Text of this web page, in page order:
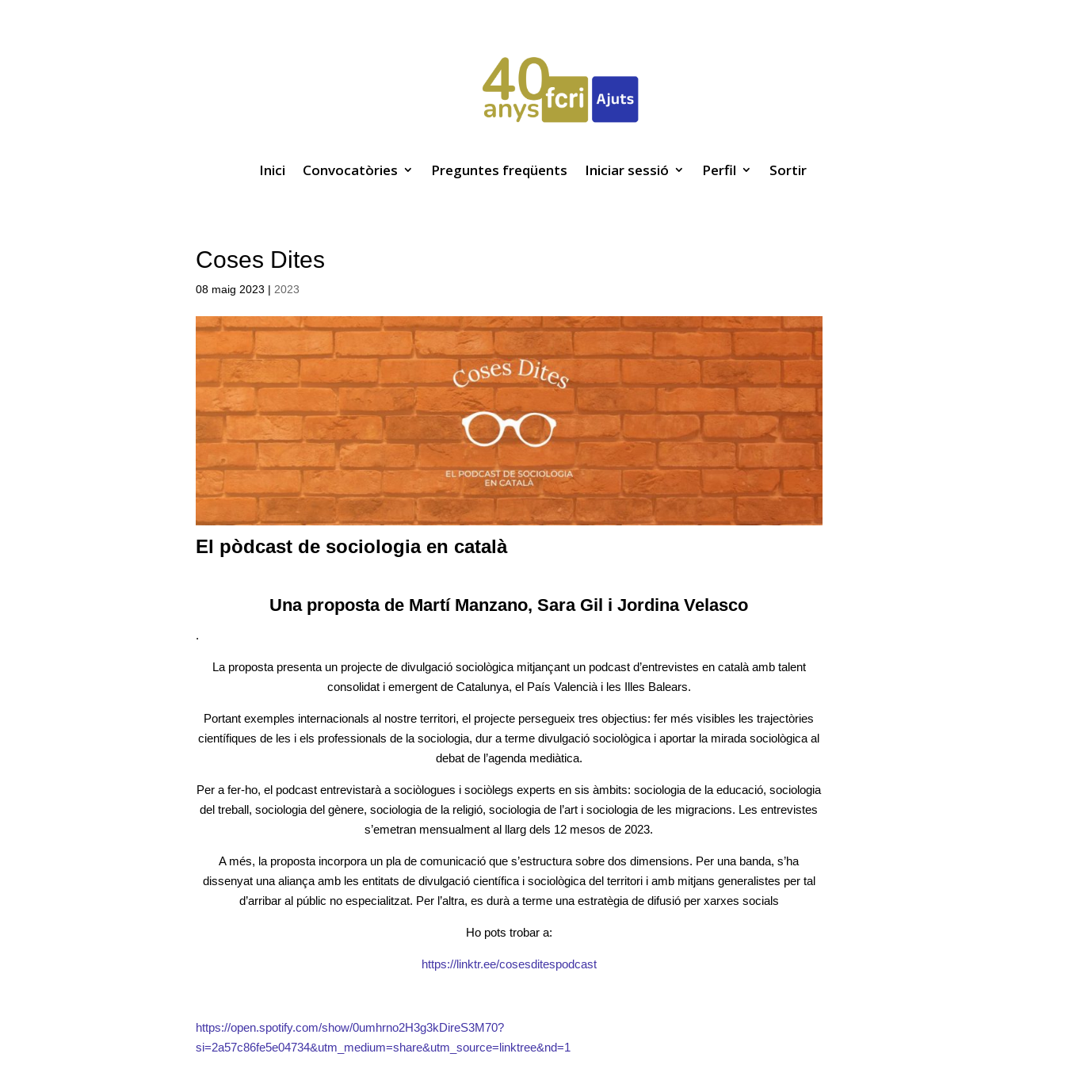
Inici Convocatòries Preguntes freqüents Iniciar sessió Perfil Sortir
Coses Dites
08 maig 2023 | 2023
El pòdcast de sociologia en català
Una proposta de Martí Manzano,Sara Gil i Jordina Velasco
.
La proposta presenta un projecte de divulgació sociològica mitjançant un podcast d’entrevistes en català amb talent
consolidat i emergent de Catalunya, el País Valencià i les Illes Balears.
Portant exemples internacionals al nostre territori, el projecte persegueix tres objectius: fer més visibles les trajectòries
científiques de les i els professionals de la sociologia, dur a terme divulgació sociològica i aportar la mirada sociològica al
debat de l’agenda mediàtica.
Per a fer-ho, el podcast entrevistarà a sociòlogues i sociòlegs experts en sis àmbits: sociologia de la educació, sociologia
del treball, sociologia del gènere, sociologia de la religió, sociologia de l’art i sociologia de les migracions. Les entrevistes
s’emetran mensualment al llarg dels 12 mesos de 2023.
A més, la proposta incorpora un pla de comunicació que s’estructura sobre dos dimensions. Per una banda, s’ha
dissenyat una aliança amb les entitats de divulgació científica i sociològica del territori i amb mitjans generalistes per tal
d’arribar al públic no especialitzat. Per l’altra, es durà a terme una estratègia de difusió per xarxes socials
Ho pots trobar a:
https://linktr.ee/cosesditespodcast
https://open.spotify.com/show/0umhrno2H3g3kDireS3M70?
si=2a57c86fe5e04734&utm_medium=share&utm_source=linktree&nd=1